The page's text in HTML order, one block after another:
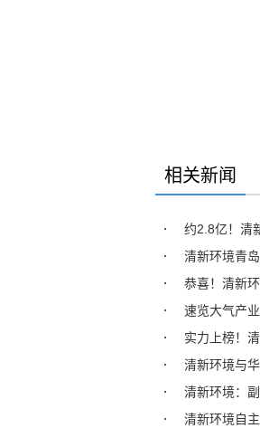
相关新闻
约2.8亿！清
清新环境青
恭喜！清新
速览大气产
实力上榜！
清新环境与
清新环境：
清新环境自